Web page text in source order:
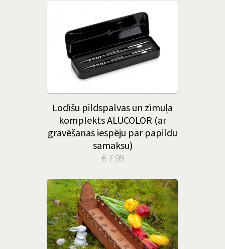
Lodīšu pildspalvas un zīmuļa
komplekts ALUCOLOR (ar
gravēšanas iespēju par papildu
samaksu)
€ 7.99